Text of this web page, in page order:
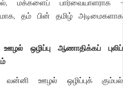
மக்களைப் பார்வையாளராக -
தம் பின் தமிழ் அடிமைகளாக
ஊழல் ஒழிப்பு ஆணாதிக்கப் புலிப்
வன்னி ஊழல் ஒழிப்புக் கும்பல்